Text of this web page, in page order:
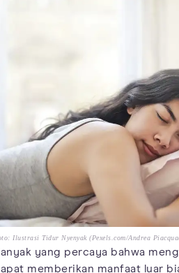
Ilustrasi Tidur Nyenyak (Pexels.com/Andrea
yang percaya bahwa
memberikan manfaat luar